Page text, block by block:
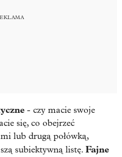
- czy macie swoje
się, co obejrzeć
lub drugą połówką,
subiektywną listę. Fajne